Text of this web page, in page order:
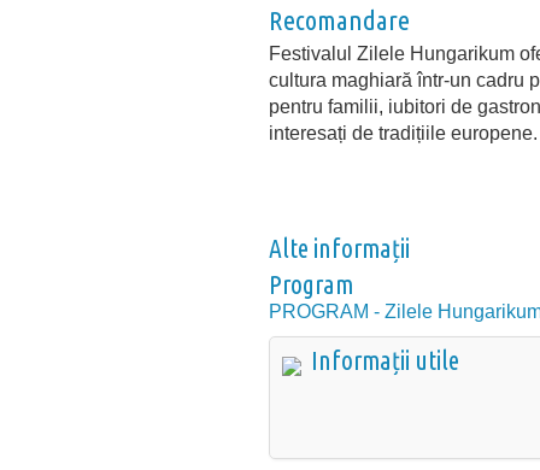
Recomandare
Festivalul Zilele Hungarikum
cultura maghiară într-un cadru
pentru familii, iubitori de
interesați de tradițiile europene.
Alte informații
Program
PROGRAM - Zilele
Informații utile